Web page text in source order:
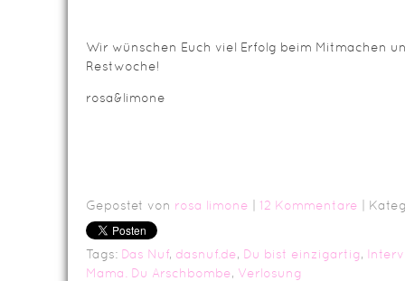
Wir wünschen Euch viel Erfolg beim Mitmachen
Restwoche!
rosa&limone
Gepostet von rosa limone 12 Kommentare |
Tags: Das Nuf, dasnuf.de, Du bist einzigartig,
Mama. Du Arschbombe, Verlosung